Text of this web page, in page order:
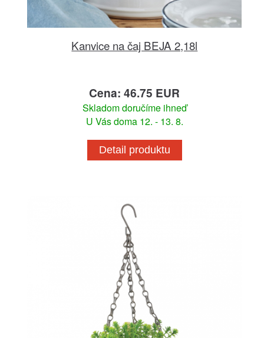
Kanvice na čaj BEJA 2,18l
Cena: 46.75 EUR
Skladom doručíme ihneď
U Vás doma 12. - 13. 8.
Detail produktu